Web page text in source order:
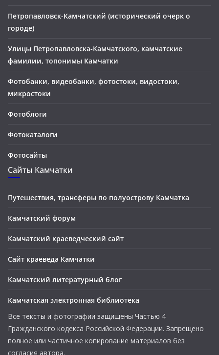
Петропавловск-Камчатский (исторический очерк о
городе)
Улицы Петропавловска-Камчатского, камчатские
фамилии, топонимы Камчатки
Фотобанки, видеобанки, фотостоки, видостоки,
микростоки
Фотоблоги
Фотокаталоги
Фотосайты
Сайты Камчатки
Путешествия, трансферы по полуострову Камчатка
Камчатский форум
Камчатский краеведческий сайт
Сайт краеведа Камчатки
Камчатский литературный блог
Камчатская электронная библиотека
Все тексты и фотографии защищены Частью 4
Гражданского кодекса Российской Федерации. Запрещено
полное или частичное копирование материалов без
согласия автора.